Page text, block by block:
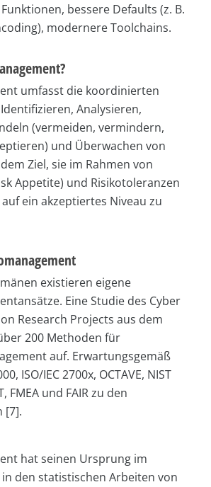
bessere Defaults (z. B.
modernere Toolchains.
umfasst die koordinierten
Analysieren,
(vermeiden, vermindern,
und Überwachen von
Ziel, sie im Rahmen von
Appetite) und Risikotoleranzen
ein akzeptiertes Niveau zu
existieren eigene
Eine Studie des Cyber
Research Projects aus dem
200 Methoden für
auf. Erwartungsgemäß
ISO/IEC 2700x, OCTAVE, NIST
FMEA und FAIR zu den
[7].
hat seinen Ursprung im
den statistischen Arbeiten von